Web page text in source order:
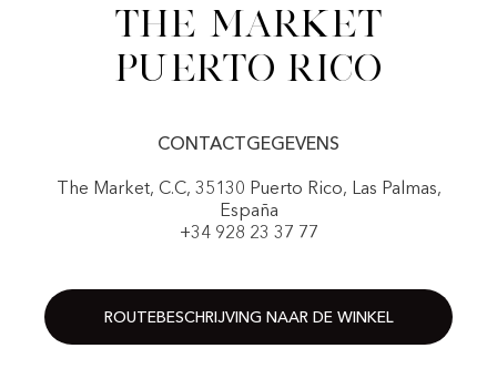
The Market
Puerto Rico
CONTACTGEGEVENS
The Market, C.C, 35130 Puerto Rico, Las Palmas,
España
+34 928 23 37 77
ROUTEBESCHRIJVING NAAR DE WINKEL